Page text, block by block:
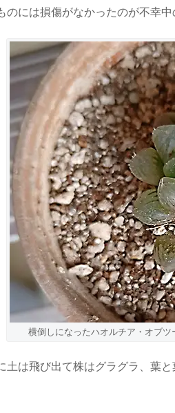
のには損傷がなかったのが不幸中
横倒しになったハオルチア・オブ
土は飛び出て株はグラグラ、葉